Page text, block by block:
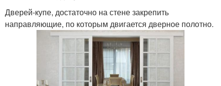
Дверей-купе, достаточно на стене закрепить
направляющие, по которым двигается дверное полотно.